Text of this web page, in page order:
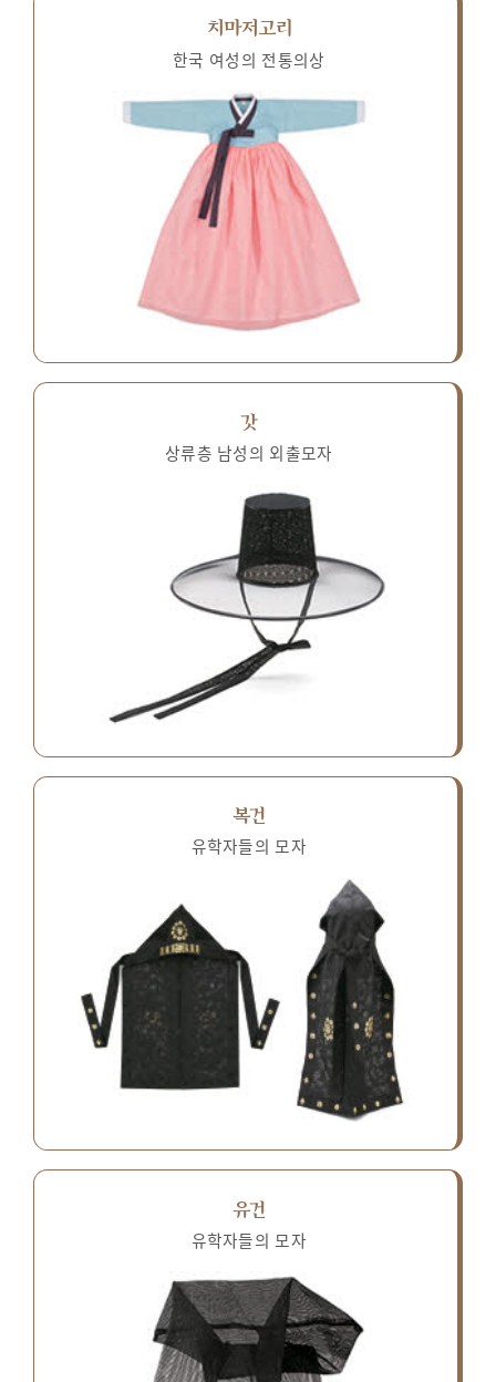
치마저고리
한국 여성의 전통의상
갓
상류층 남성의 외출모자
복건
유학자들의 모자
유건
유학자들의 모자